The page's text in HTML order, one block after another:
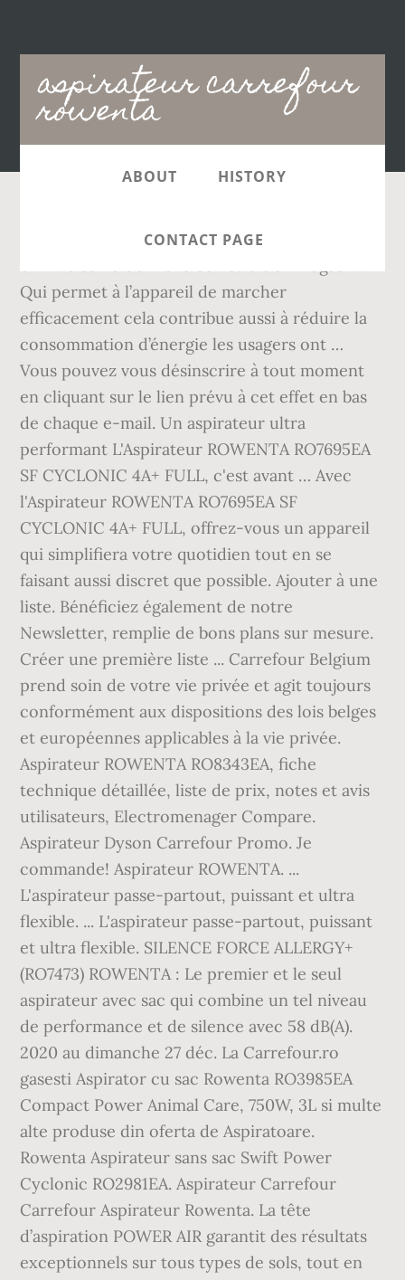
aspirateur carrefour
rowenta
Main
navigation
ABOUT HISTORY
CONTACT PAGE
Rowenta - Aspirateur Silence Force RO7631EA
Qui permet à l’appareil de marcher
efficacement cela contribue aussi à réduire la
consommation d’énergie les usagers ont …
Vous pouvez vous désinscrire à tout moment
en cliquant sur le lien prévu à cet effet en bas
de chaque e-mail. Un aspirateur ultra
performant L'Aspirateur ROWENTA RO7695EA
SF CYCLONIC 4A+ FULL, c'est avant … Avec
l'Aspirateur ROWENTA RO7695EA SF
CYCLONIC 4A+ FULL, offrez-vous un appareil
qui simplifiera votre quotidien tout en se
faisant aussi discret que possible. Ajouter à une
liste. Bénéficiez également de notre
Newsletter, remplie de bons plans sur mesure.
Créer une première liste ... Carrefour Belgium
prend soin de votre vie privée et agit toujours
conformément aux dispositions des lois belges
et européennes applicables à la vie privée.
Aspirateur ROWENTA RO8343EA, fiche
technique détaillée, liste de prix, notes et avis
utilisateurs, Electromenager Compare.
Aspirateur Dyson Carrefour Promo. Je
commande! Aspirateur ROWENTA. ...
L'aspirateur passe-partout, puissant et ultra
flexible. ... L'aspirateur passe-partout, puissant
et ultra flexible. SILENCE FORCE ALLERGY+
(RO7473) ROWENTA : Le premier et le seul
aspirateur avec sac qui combine un tel niveau
de performance et de silence avec 58 dB(A).
2020 au dimanche 27 déc. La Carrefour.ro
gasesti Aspirator cu sac Rowenta RO3985EA
Compact Power Animal Care, 750W, 3L si multe
alte produse din oferta de Aspiratoare.
Rowenta Aspirateur sans sac Swift Power
Cyclonic RO2981EA. Aspirateur Carrefour
Carrefour Aspirateur Rowenta. La tête
d’aspiration POWER AIR garantit des résultats
exceptionnels sur tous types de sols, tout en